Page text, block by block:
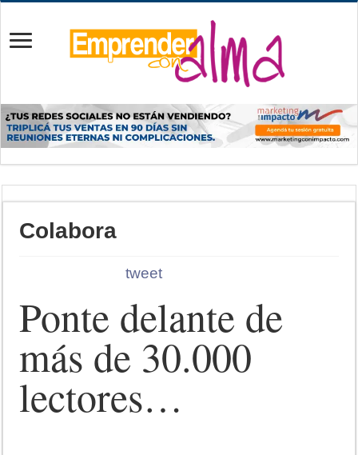
Colabora
tweet
Ponte delante de
más de 30.000
lectores…